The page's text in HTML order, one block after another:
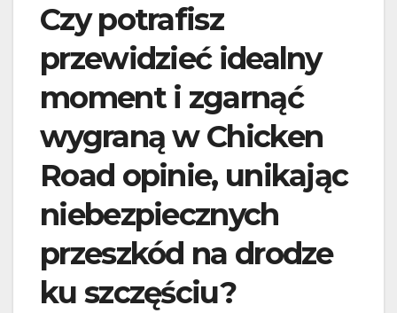
Czy potrafisz
przewidzieć idealny
moment i zgarnąć
wygraną w Chicken
Road opinie, unikając
niebezpiecznych
przeszkód na drodze
ku szczęściu?